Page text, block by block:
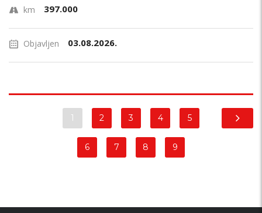
km 397.000
Objavljen 03.08.2026.
1 2 3 4 5
6 7 8 9